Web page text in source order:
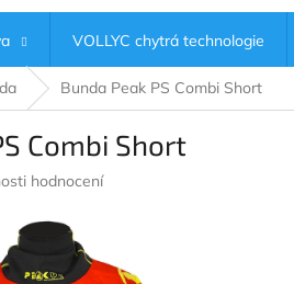
VOLLYC chytrá technologie
Bunda Peak PS Combi Short
Combi Short
hodnocení